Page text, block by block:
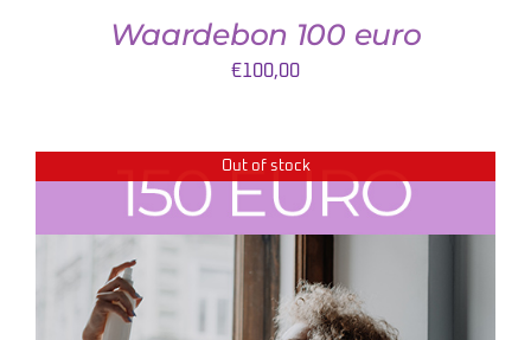
Waardebon 100 euro
€100,00
Out of stock